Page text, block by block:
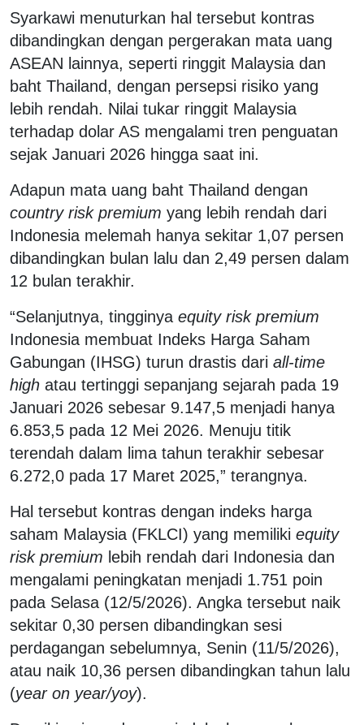
Syarkawi menuturkan hal tersebut kontras
dibandingkan dengan pergerakan mata uang
ASEAN lainnya, seperti ringgit Malaysia dan
baht Thailand, dengan persepsi risiko yang
lebih rendah. Nilai tukar ringgit Malaysia
terhadap dolar AS mengalami tren penguatan
sejak Januari 2026 hingga saat ini.
Adapun mata uang baht Thailand dengan
country risk premium yang lebih rendah dari
Indonesia melemah hanya sekitar 1,07 persen
dibandingkan bulan lalu dan 2,49 persen dalam
12 bulan terakhir.
“Selanjutnya, tingginya equity risk premium
Indonesia membuat Indeks Harga Saham
Gabungan (IHSG) turun drastis dari all-time
high atau tertinggi sepanjang sejarah pada 19
Januari 2026 sebesar 9.147,5 menjadi hanya
6.853,5 pada 12 Mei 2026. Menuju titik
terendah dalam lima tahun terakhir sebesar
6.272,0 pada 17 Maret 2025,” terangnya.
Hal tersebut kontras dengan indeks harga
saham Malaysia (FKLCI) yang memiliki equity
risk premium lebih rendah dari Indonesia dan
mengalami peningkatan menjadi 1.751 poin
pada Selasa (12/5/2026). Angka tersebut naik
sekitar 0,30 persen dibandingkan sesi
perdagangan sebelumnya, Senin (11/5/2026),
atau naik 10,36 persen dibandingkan tahun lalu
(year on year/yoy).